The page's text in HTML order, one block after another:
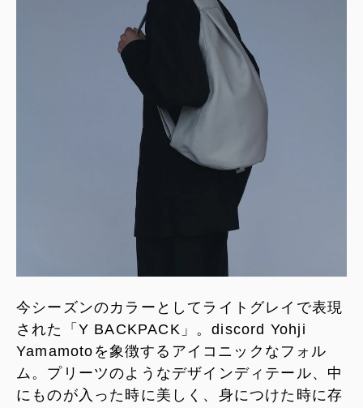
今シーズンのカラーとしてライトグレイで表現
された「Y BACKPACK」。discord Yohji
Yamamotoを象徴するアイコニックなフォル
ム。プリーツのようなデザインディテール、中
にものが入った時に美しく、身につけた時に存